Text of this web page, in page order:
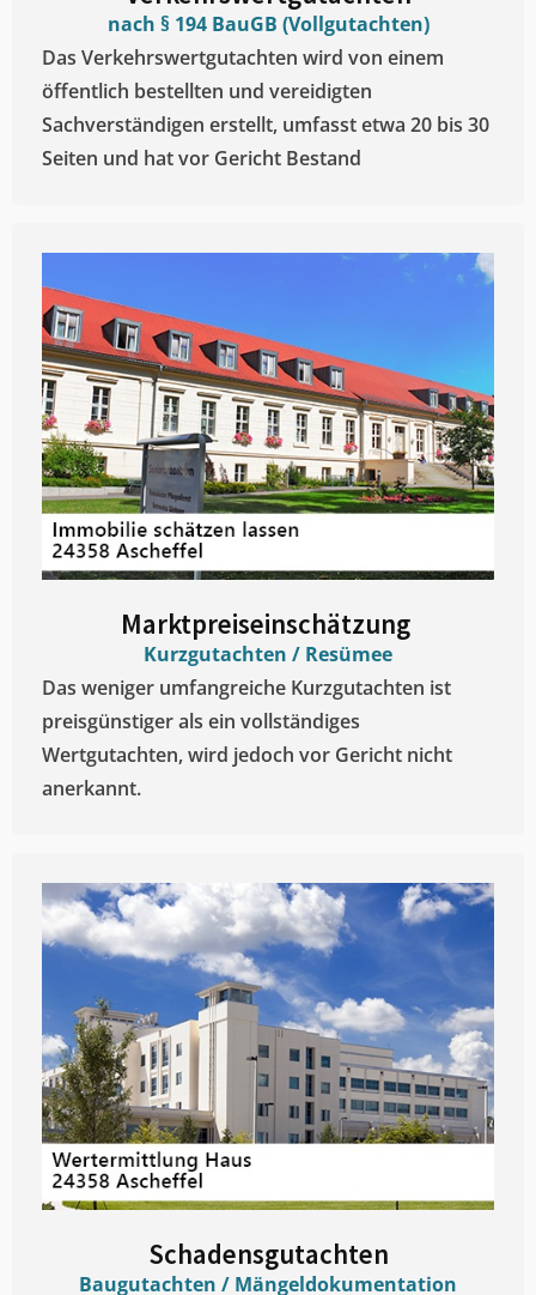
nach § 194 BauGB (Vollgutachten)
Das Verkehrswertgutachten wird von einem
öffentlich bestellten und vereidigten
Sachverständigen erstellt, umfasst etwa 20 bis 30
Seiten und hat vor Gericht Bestand
Marktpreiseinschätzung ​
Kurzgutachten / Resümee
Das weniger umfangreiche Kurzgutachten ist
preisgünstiger als ein vollständiges
Wertgutachten, wird jedoch vor Gericht nicht
anerkannt.
Schadensgutachten
Baugutachten / Mängeldokumentation